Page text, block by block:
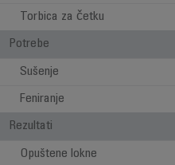
Torbica za četku
Potrebe
Sušenje
Feniranje
Rezultati
Opuštene lokne